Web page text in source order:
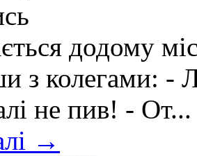
додому
з колегами: -
не пив! - От...
→